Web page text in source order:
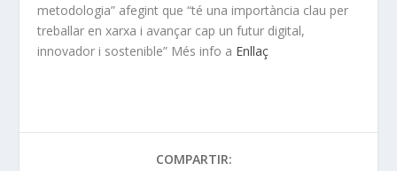
metodologia” afegint que “té una importància clau per
treballar en xarxa i avançar cap un futur digital,
innovador i sostenible” Més info a Enllaç
COMPARTIR: